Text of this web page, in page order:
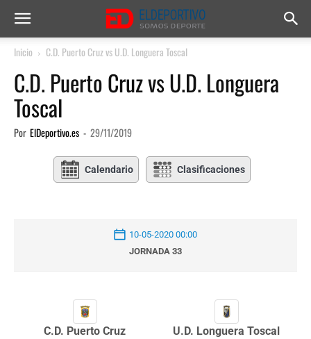
Inicio C.D. Puerto Cruz vs U.D. Longuera Toscal
C.D. Puerto Cruz vs U.D. Longuera
Toscal
Por ElDeportivo.es - 29/11/2019
Calendario Clasificaciones
10-05-2020 00:00
JORNADA 33
C.D. Puerto Cruz U.D. Longuera Toscal